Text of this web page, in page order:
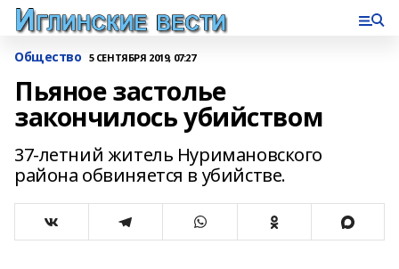
Общество 5 СЕНТЯБРЯ 2019, 07:27
Пьяное застолье
закончилось убийством
37-летний житель Нуримановского
района обвиняется в убийстве.